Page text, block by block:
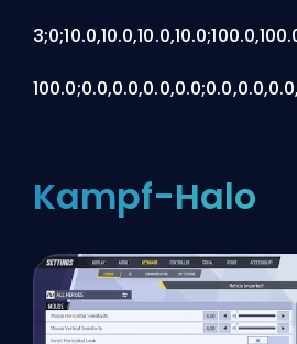
Kampf-Halo